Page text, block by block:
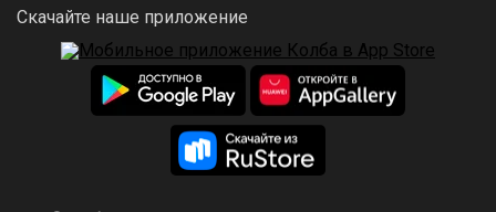
Скачайте наше приложение